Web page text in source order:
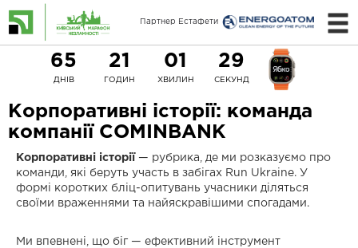
Партнер Естафети
65
ДНІВ
21
ГОДИН
01
ХВИЛИН
28
СЕКУНД
Корпоративні історії: команда
компанії COMINBANK
Корпоративні історії — рубрика, де ми розказуємо про
команди, які беруть участь в забігах Run Ukraine. У
формі коротких бліц-опитувань учасники діляться
своїми враженнями та найяскравішими спогадами.
Ми впевнені, що біг — ефективний інструмент